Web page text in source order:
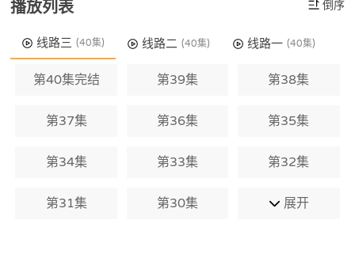
播放列表 倒序
线路三 (40集) 线路二 (40集) 线路一 (40集)
第40集完结 第39集 第38集
第37集 第36集 第35集
第34集 第33集 第32集
第31集 第30集 展开